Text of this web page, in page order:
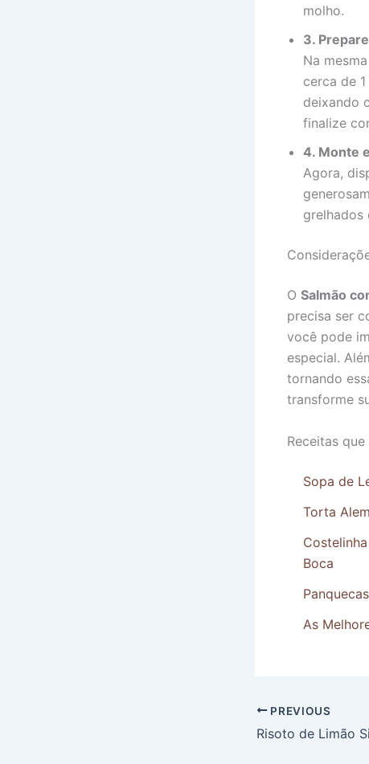
molho.
3.
Na
cerca de
deixando
finalize
4. Monte
Agora,
grelhados
O Salmão
precisa ser
você pode
especial.
tornando
transforme
Receitas
Sopa de
Torta
Boca
As
PREVIOUS